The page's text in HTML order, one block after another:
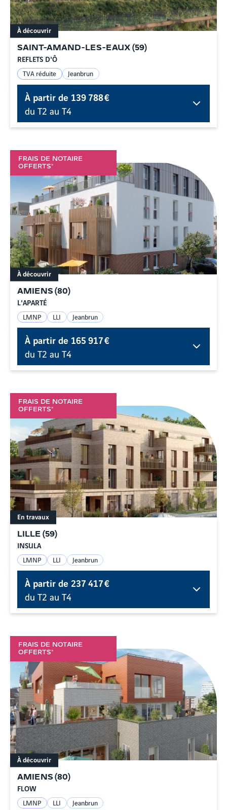
SAINT-AMAND-LES-EAUX (59)
REFLETS D'Ô
À découvrir
TVA réduite Jeanbrun
À partir de139 788 €
du T2 au T4
FRAIS DE NOTAIRE
OFFERTS*
AMIENS(80)
L'APARTÉ
À découvrir
LMNP LLI Jeanbrun
À partir de165 917 €
du T2 au T4
FRAIS DE NOTAIRE
OFFERTS*
LILLE (59)
INSULA
En travaux
LMNP LLI Jeanbrun
À partir de237 417 €
du T2 au T4
FRAIS DE NOTAIRE
OFFERTS*
AMIENS(80)
FLOW
À découvrir
LMNP LLI Jeanbrun